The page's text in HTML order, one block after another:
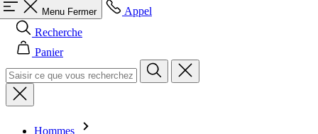
Hommes
Tout dans la catégorie Hommes